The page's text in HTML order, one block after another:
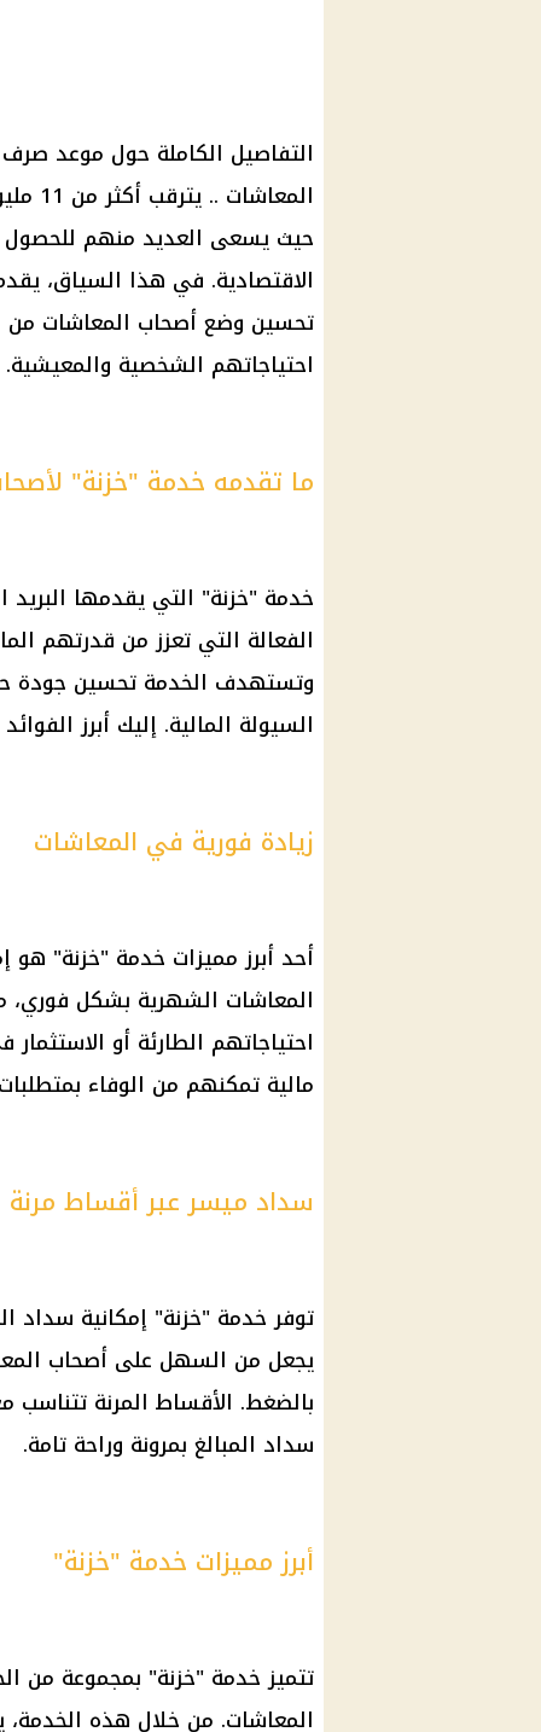
التفاصيل الكاملة حول موعد صرف
المعاشات .. يترقب أكثر من 11 مليون مواطن
حيث يسعى العديد منهم
الاقتصادية. في هذا السياق،
تحسين وضعأصحاب المعاشات من
احتياجاتهم الشخصية والمعيشية.
ما تقدمه خدمة "خزنة"
خدمة "خزنة" التي يقدمها
الفعالة التي تعزز من قدرتهم
وتستهدف الخدمة تحسين جودة
السيولة المالية. إليك أبرز
زيادة فورية في المعاشات
أحد أبرز مميزات خدمة "خزنة" هو
المعاشات الشهرية بشكل
احتياجاتهم الطارئة أو الاستثمار
مالية تمكنهم من الوفاء
سداد ميسر عبر أقساط مرنة
توفر خدمة "خزنة" إمكانية سداد
يجعل من السهل على أصحاب
بالضغط. الأقساط المرنة
سداد المبالغ بمرونة وراحة تامة.
أبرز مميزات خدمة "خزنة"
تتميز خدمة "خزنة" بمجموعة من
المعاشات. من خلال هذه الخدمة،